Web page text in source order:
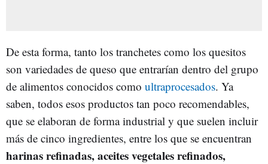
De esta forma, tanto los tranchetes como los quesitos
son variedades de queso que entrarían dentro del grupo
de alimentos conocidos como ultraprocesados. Ya
saben, todos esos productos tan poco recomendables,
que se elaboran de forma industrial y que suelen incluir
más de cinco ingredientes, entre los que se encuentran
harinas refinadas, aceites vegetales refinados,